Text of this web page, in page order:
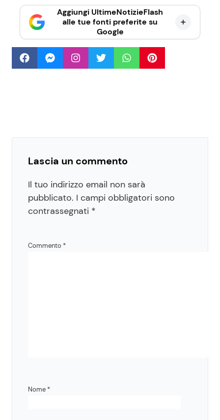
Aggiungi UltimeNotizieFlash
alle tue fonti preferite su
Google
Lascia un commento
Il tuo indirizzo email non sarà
pubblicato. I campi obbligatori sono
contrassegnati *
Commento *
Nome *